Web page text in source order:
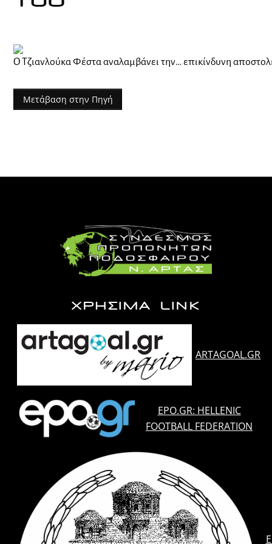
Ο Τζιανλούκα Φέστα αναλαμβάνει την… επικίνδυνη
Μετάβαση στην Πηγή
ΧΡΗΣΙΜΑ LINK
ARTAGOAL.GR
EPO.GR: HELLENIC
FOOTBALL FEDERATION